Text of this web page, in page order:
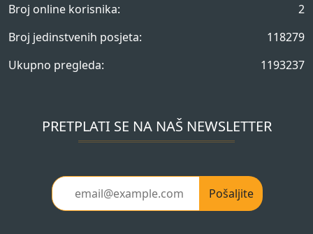
Broj online korisnika:
2
Broj jedinstvenih posjeta:
118279
Ukupno pregleda:
1193237
PRETPLATI SE NA NAŠ NEWSLETTER
Pošaljite